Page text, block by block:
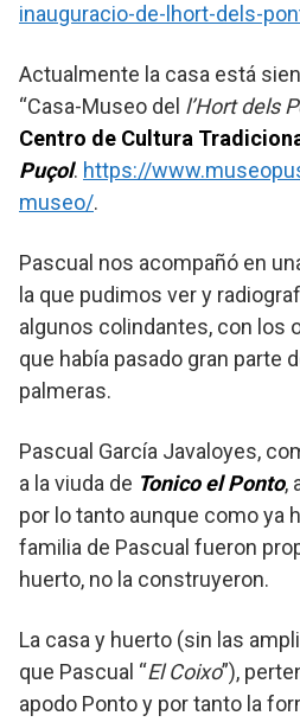
inauguracio-de-lhort-dels-
Actualmente la casa está
“Casa-Museo del l’Hort dels
Centro de Cultura
Puçol. https://
museo/.
Pascual nos acompañó en
la que pudimos ver y
algunos colindantes, con los
que había pasado gran parte
palmeras.
Pascual García Javaloyes,
a la viuda de Tonico el Ponto,
por lo tanto aunque como ya
familia de Pascual fueron
huerto, no la construyeron.
La casa y huerto (sin las
que Pascual “El Coixo”),
apodo Ponto y por tanto la